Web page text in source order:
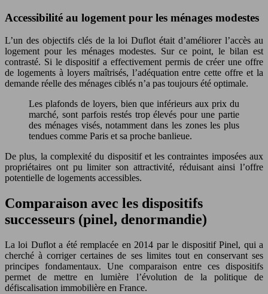
Accessibilité au logement pour les ménages modestes
L’un des objectifs clés de la loi Duflot était d’améliorer l’accès au
logement pour les ménages modestes. Sur ce point, le bilan est
contrasté. Si le dispositif a effectivement permis de créer une offre
de logements à loyers maîtrisés, l’adéquation entre cette offre et la
demande réelle des ménages ciblés n’a pas toujours été optimale.
Les plafonds de loyers, bien que inférieurs aux prix du
marché, sont parfois restés trop élevés pour une partie
des ménages visés, notamment dans les zones les plus
tendues comme Paris et sa proche banlieue.
De plus, la complexité du dispositif et les contraintes imposées aux
propriétaires ont pu limiter son attractivité, réduisant ainsi l’offre
potentielle de logements accessibles.
Comparaison avec les dispositifs
successeurs (pinel, denormandie)
La loi Duflot a été remplacée en 2014 par le dispositif Pinel, qui a
cherché à corriger certaines de ses limites tout en conservant ses
principes fondamentaux. Une comparaison entre ces dispositifs
permet de mettre en lumière l’évolution de la politique de
défiscalisation immobilière en France.